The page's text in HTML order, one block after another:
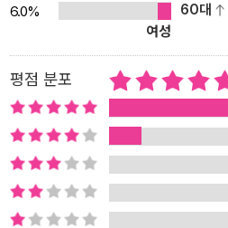
청당하는 상태에서 가명으로 글을 쓰
키아 내에서 그의 책을 출간한다는 건
된다. 그에게 무엇보다 중요한 건 자기
작품에 관심이 많은 프랑스 지인들이
그를 돕는다. 자신 때문에 부모까지 감시를 당하는 고초를 겼던 쿤데
라는 마흔다섯에 체코를 떠나 프랑스
게 냉전과 철의 장막을 가로질렀고 두
들며 살아온 그는 이제 프랑스 파리에
상의 해체를 바라보며 한 편의 역사처럼 살고 있다.
6.0%
60대
여성
평점 분포